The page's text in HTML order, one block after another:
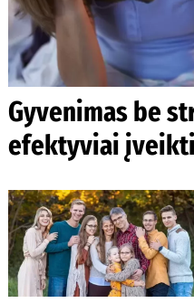
Gyvenimas be
efektyviai įveikti